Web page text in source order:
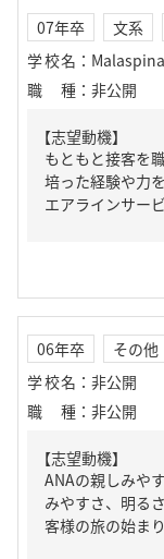
07年卒 文系
学校名 ：
職種 ： 非公開
【志望動機】
もともと接客を
培った経験や力
エアラインサー
06年卒 その他
学校名 ： 非公開
職種 ： 非公開
【志望動機】
ANAの親しみや
みやすさ、明る
客様の旅の始ま